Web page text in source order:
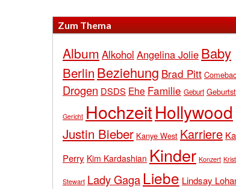
Zum Thema
Album Alkohol Angelina Jolie Baby
Berlin Beziehung Brad Pitt
Drogen DSDS Ehe Familie Geburt
Gericht HochzeitHollywood
Justin Bieber Kanye West Karriere
Perry Kim Kardashian Kinder Konzert
Stewart Lady Gaga Liebe Lindsay